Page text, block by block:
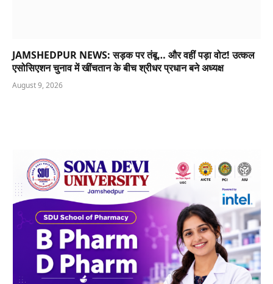
JAMSHEDPUR NEWS: सड़क पर तंबू… और वहीं पड़ा वोट! उत्कल
एसोसिएशन चुनाव में खींचतान के बीच श्रीधर प्रधान बने अध्यक्ष
August 9, 2026